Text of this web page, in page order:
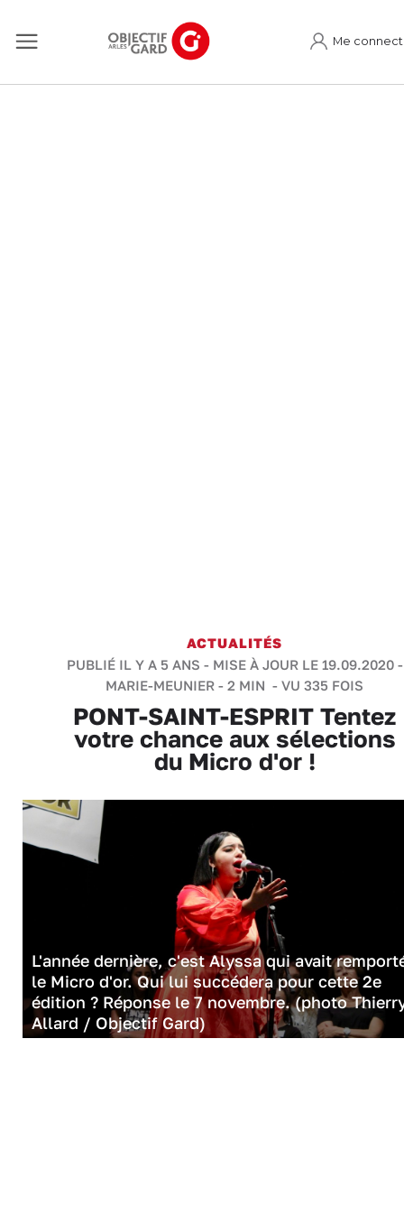
Me
ACTUALITÉS
PUBLIÉ IL Y A 5 ANS - MISE À JOUR LE 19.09.2020 -
MARIE-MEUNIER - 2 MIN - VU 335 FOIS
PONT-SAINT-ESPRIT Tentez
votre chance aux sélections
du Micro d'or !
L'année dernière, c'est Alyssa qui avait
le Micro d'or. Qui lui succédera pour cette 2e
édition ? Réponse le 7 novembre. (photo
Allard / Objectif Gard)